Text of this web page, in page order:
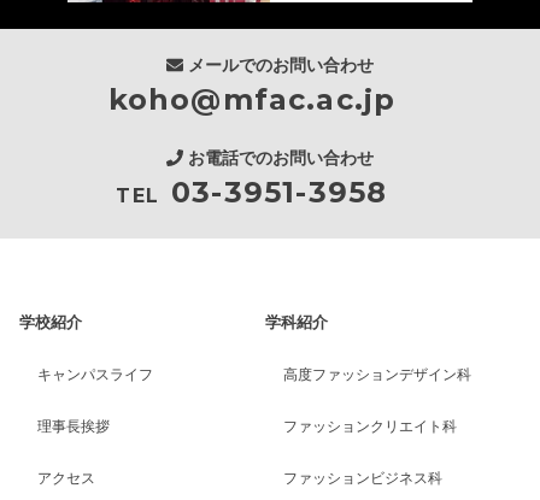
メールでのお問い合わせ
koho@mfac.ac.jp
お電話でのお問い合わせ
TEL 03-3951-3958
学校紹介
キャンパスライフ
理事長挨拶
アクセス
学科紹介
高度ファッションデザイン科
ファッションクリエイト科
ファッションビジネス科